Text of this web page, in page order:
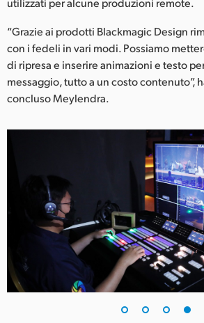
“Grazie ai prodotti Blackmagic Design
con i fedeli in vari modi. Possiamo
di ripresa e inserire animazioni e testo
messaggio, tutto a un costo contenuto”,
concluso Meylendra.